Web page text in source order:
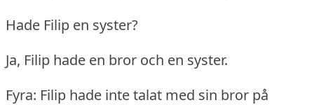
Hade Filip en syster?
Ja, Filip hade en bror och en syster.
Fyra: Filip hade inte talat med sin bror på